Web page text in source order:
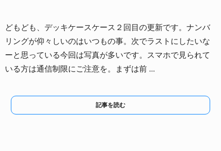
どもども、デッキケースケース２回目の更新です。 ナンバ
リングが仰々しいのはいつもの事。 次でラストにしたいな
ーと思っている今回は写真が多いです。 スマホで見られて
いる方は通信制限にご注意を。
まずは前 ...
記事を読む